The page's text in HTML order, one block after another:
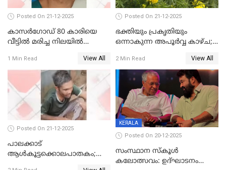
Posted On 21-12-2025
കാസർഗോഡ് 80 കാരിയെ
വീട്ടിൽ മരിച്ച നിലയിൽ
1 Min Read View All
Posted On 21-12-2025
ഭക്തിയും പ്രകൃതിയും
ഒന്നാകുന്ന അപൂര്‍വ്വ കാഴ്ച;
കാഴ്ചാനുഭവമൊരുക്കി
ശബരീ നന്ദനം
2 Min Read View All
Posted On 21-12-2025
പാലക്കാട്‌
ആൾകൂട്ടക്കൊലപാതകം;
KERALA
Posted On 20-12-2025
സംസ്ഥാന സ്കൂൾ
കലോത്സവം: ഉദ്ഘാടനം